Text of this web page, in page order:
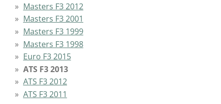
Masters F3 2012
Masters F3 2001
Masters F3 1999
Masters F3 1998
Euro F3 2015
ATS F3 2013
ATS F3 2012
ATS F3 2011